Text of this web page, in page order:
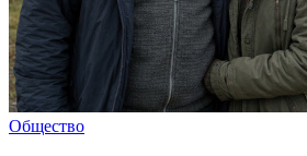
Общество